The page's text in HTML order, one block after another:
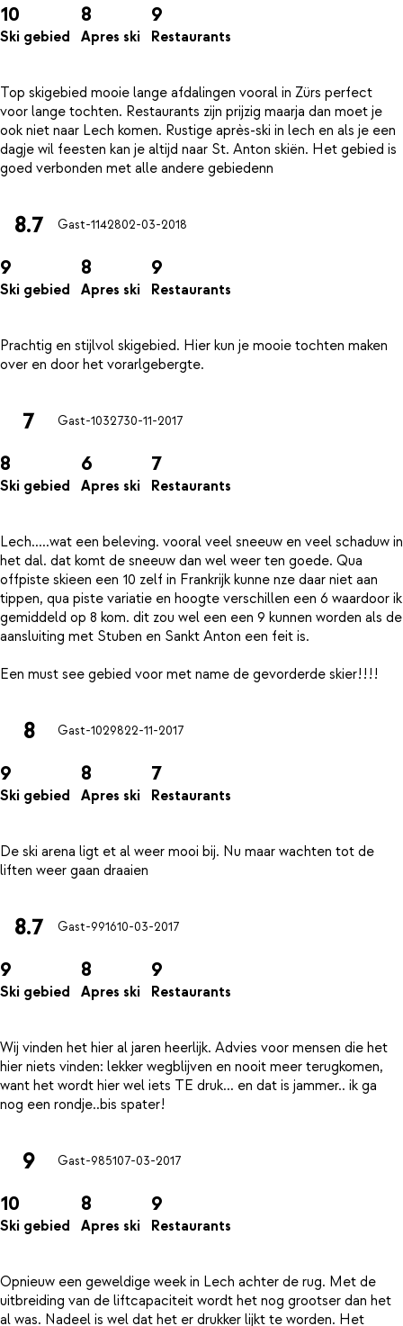
10
Ski gebied
8
Apres ski
9
Restaurants
Top skigebied mooie lange afdalingen vooral in Zürs perfect
voor lange tochten. Restaurants zijn prijzig maarja dan moet je
ook niet naar Lech komen. Rustige après-ski in lech en als je een
dagje wil feesten kan je altijd naar St. Anton skiën. Het gebied is
8.7 Gast-1142802-03-2018
9
Ski gebied
8
Apres ski
9
Restaurants
Prachtig en stijlvol skigebied. Hier kun je mooie tochten maken
7 Gast-1032730-11-2017
8
Ski gebied
6
Apres ski
7
Restaurants
Lech.....wat een beleving. vooral veel sneeuw en veel schaduw in
het dal. dat komt de sneeuw dan wel weer ten goede. Qua
offpiste skieen een 10 zelf in Frankrijk kunne nze daar niet aan
tippen, qua piste variatie en hoogte verschillen een 6 waardoor ik
gemiddeld op 8 kom. dit zou wel een een 9 kunnen worden als de
aansluiting met Stuben en Sankt Anton een feit is.
8 Gast-1029822-11-2017
9
Ski gebied
8
Apres ski
7
Restaurants
De ski arena ligt et al weer mooi bij. Nu maar wachten tot de
8.7 Gast-991610-03-2017
9
Ski gebied
8
Apres ski
9
Restaurants
Wij vinden het hier al jaren heerlijk. Advies voor mensen die het
hier niets vinden: lekker wegblijven en nooit meer terugkomen,
want het wordt hier wel iets TE druk... en dat is jammer.. ik ga
9 Gast-985107-03-2017
10
Ski gebied
8
Apres ski
9
Restaurants
Opnieuw een geweldige week in Lech achter de rug. Met de
uitbreiding van de liftcapaciteit wordt het nog grootser dan het
al was. Nadeel is wel dat het er drukker lijkt te worden. Het